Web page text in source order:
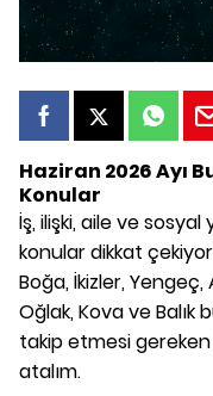
Haziran 2026 Ayı
Konular
İş, ilişki, aile ve
konular dikkat
Boğa, İkizler, Yengeç,
Oğlak, Kova ve Balık
takip etmesi
atalım.